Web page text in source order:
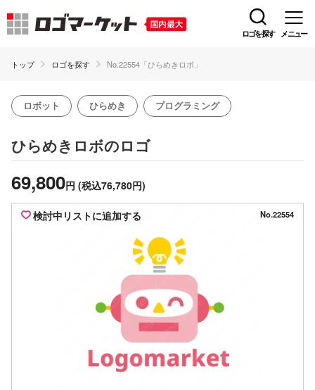
ロゴを探す メニュー
トップ ロゴを探す No.22554「ひらめきロボ」
ロボット ひらめき プログラミング
ひらめきロボのロゴ
69,800円 (税込76,780円)
検討中リストに追加する No.22554